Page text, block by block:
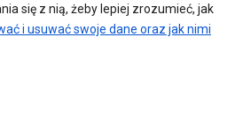
się z nią, żeby lepiej zrozumieć, jak
i usuwać swoje dane oraz jak nimi